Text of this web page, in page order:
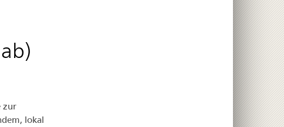
zur
lokal